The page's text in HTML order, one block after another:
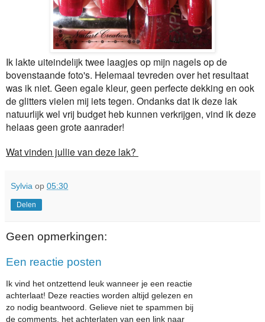
Ik lakte uiteindelijk twee laagjes op mijn nagels op de
bovenstaande foto's. Helemaal tevreden over het resultaat
was ik niet. Geen egale kleur, geen perfecte dekking en ook
de glitters vielen mij iets tegen. Ondanks dat ik deze lak
natuurlijk wel vrij budget heb kunnen verkrijgen, vind ik deze
helaas geen grote aanrader!
Wat vinden jullie van deze lak?
Sylvia op 05:30
Delen
Geen opmerkingen:
Een reactie posten
Ik vind het ontzettend leuk wanneer je een reactie
achterlaat! Deze reacties worden altijd gelezen en
zo nodig beantwoord. Gelieve niet te spammen bij
de comments, het achterlaten van een link naar